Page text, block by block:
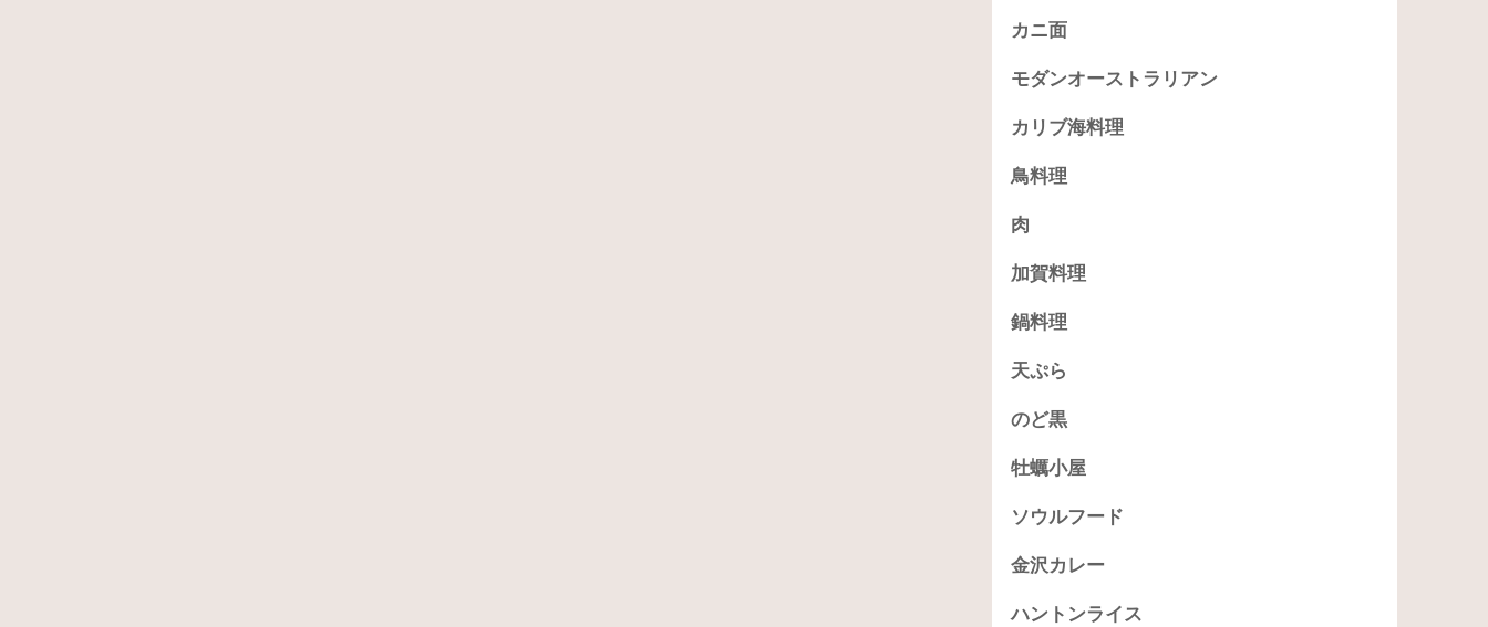
カニ面
モダンオーストラリアン
カリブ海料理
鳥料理
肉
加賀料理
鍋料理
天ぷら
のど黒
牡蠣小屋
ソウルフード
金沢カレー
ハントンライス